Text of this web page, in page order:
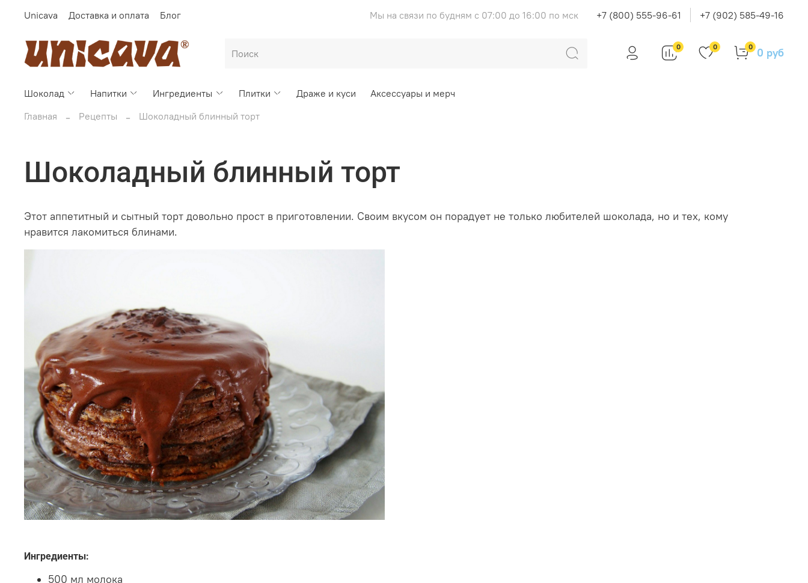
Unicava Доставка и оплата Блог Мы на связи по будням с 07:00 до 16:00 по мск +7 (800) 555-96-61 +7 (902) 585-49-16
0 0 0 0 руб
Шоколад Напитки Ингредиенты Плитки Драже и куси
Аксессуары и мерч
Главная
Рецепты Шоколадный блинный торт
Шоколадный блинный торт
Этот аппетитный и сытный торт довольно прост в приготовлении. Своим вкусом он порадует не только любителей шоколада, но и тех, кому
нравится лакомиться блинами.
Ингредиенты:
500 мл молока